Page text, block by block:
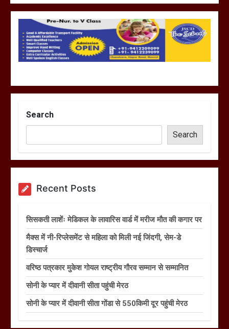
Search
Search
Recent Posts
सिसकती लाशेंः मेडिकल के लावारिस वार्ड में मरीज मौत की कगार पर
मैक्स में नी-रिप्लेसमेंट से महिला को मिली नई जिंदगी, सेम-डे
डिस्चार्ज
वरिष्ठ पत्रकार मुकेश गोयल राष्ट्रीय गौरव सम्मान से सम्मानित
सोनी के प्यार में दीवानी सीता पहुंची मेरठ
सोनी के प्यार में दीवानी सीता गोंडा से 550किमी दूर पहुंची मेरठ